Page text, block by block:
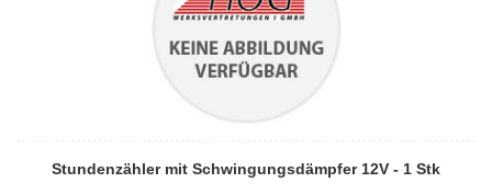
Stundenzähler mit Schwingungsdämpfer 12V - 1 Stk